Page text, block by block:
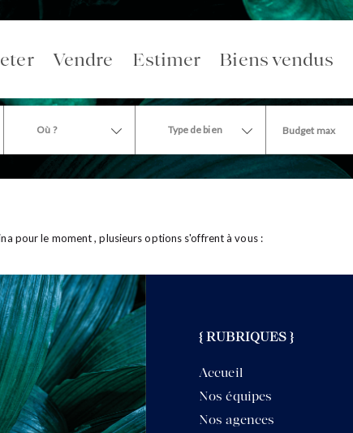
Vendre Estimer Biens vendus
Où ? Type de bien
pour le moment , plusieurs options s'offrent à vous :
{ RUBRIQUES }
Accueil
Nos équipes
Nos agences